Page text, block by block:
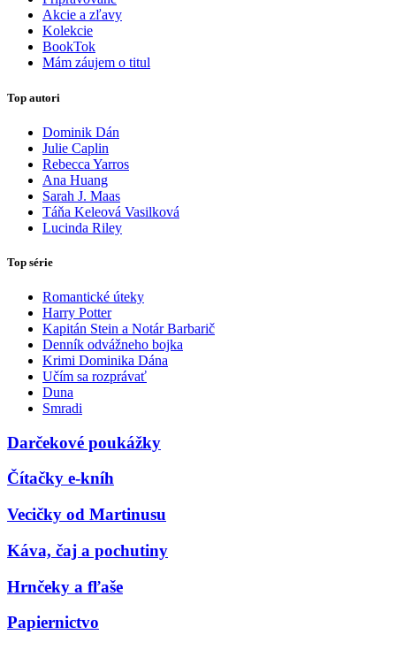
Akcie a zľavy
Kolekcie
BookTok
Mám záujem o titul
Top autori
Dominik Dán
Julie Caplin
Rebecca Yarros
Ana Huang
Sarah J. Maas
Táňa Keleová Vasilková
Lucinda Riley
Top série
Romantické úteky
Harry Potter
Kapitán Stein a Notár Barbarič
Denník odvážneho bojka
Krimi Dominika Dána
Učím sa rozprávať
Duna
Smradi
Darčekové poukážky
Čítačky e-kníh
Vecičky od Martinusu
Káva, čaj a pochutiny
Hrnčeky a fľaše
Papiernictvo